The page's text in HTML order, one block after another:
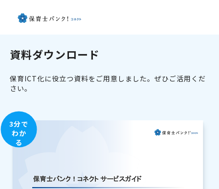
資料ダウンロード
保育ICT化に役立つ資料をご用意しました。ぜひご活用くだ
さい。
3分で
わか
る